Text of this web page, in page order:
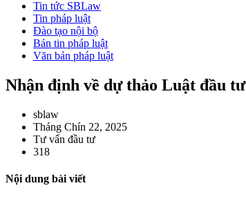
Tin tức SBLaw
Tin pháp luật
Đào tạo nội bộ
Bản tin pháp luật
Văn bản pháp luật
Nhận định về dự thảo Luật đầu tư
sblaw
Tháng Chín 22, 2025
Tư vấn đầu tư
318
Nội dung bài viết